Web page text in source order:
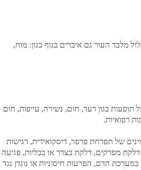
מלבד העור גם איברים בגוף כגון: מוח,
כגון רעד, חום, נשירה, עייפות, חום
רפואיות.
של תפרחת פרפר, דיסקואידית, רגישות
מפרקים, דלקת בצדר או בכליות, פגיעה
הדם, הפרעות חיסוניות או נוגדן נגד